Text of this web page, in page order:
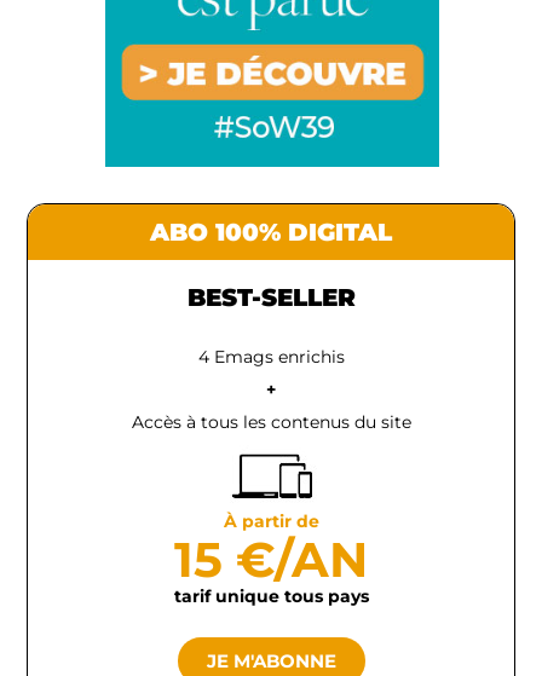
ABO 100% DIGITAL
BEST-SELLER
4 Emags enrichis
+
Accès à tous les contenus du site
À partir de
15 €/AN
tarif unique tous pays
JE M'ABONNE